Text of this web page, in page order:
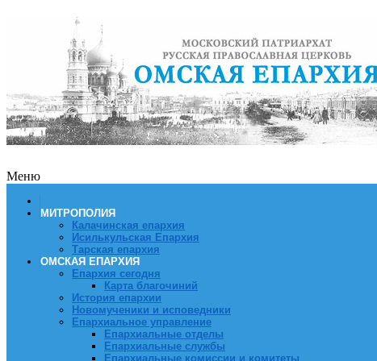
Меню
МИТРОПОЛИЯ
Калачинская епархия
Исилькульская Епархия
Тарская епархия
ОМСКАЯ ЕПАРХИЯ
Епархия сегодня
Карта благочиний
История епархии
Новомученики и исповедники
Епархиальное управление
Епархиальные отделы
Епархиальные службы
Епархиальные комиссии и комитеты